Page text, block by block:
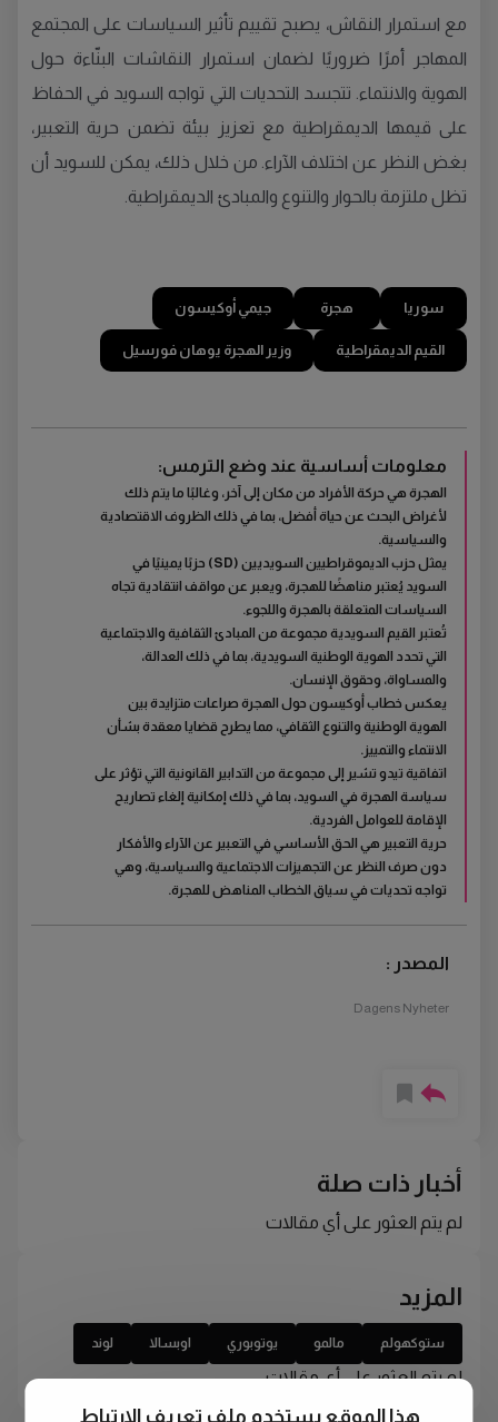
مع استمرار النقاش، يصبح تقييم تأثير السياسات على المجتمع
المهاجر أمرًا ضروريًا لضمان استمرار النقاشات البنّاءة حول
الهوية والانتماء. تتجسد التحديات التي تواجه السويد في الحفاظ
على قيمها الديمقراطية مع تعزيز بيئة تضمن حرية التعبير،
بغض النظر عن اختلاف الآراء. من خلال ذلك، يمكن للسويد أن
تظل ملتزمة بالحوار والتنوع والمبادئ الديمقراطية.
سوريا هجرة جيمي أوكيسون
القيم الديمقراطية وزير الهجرة يوهان فورسيل
معلومات أساسية عند وضع الترمس:
الهجرة هي حركة الأفراد من مكان إلى آخر، وغالبًا ما يتم ذلك
لأغراض البحث عن حياة أفضل، بما في ذلك الظروف الاقتصادية
والسياسية.
يمثل حزب الديموقراطيين السويديين (SD) حزبًا يمينيًا في
السويد يُعتبر مناهضًا للهجرة، ويعبر عن مواقف انتقادية تجاه
السياسات المتعلقة بالهجرة واللجوء.
تُعتبر القيم السويدية مجموعة من المبادئ الثقافية والاجتماعية
التي تحدد الهوية الوطنية السويدية، بما في ذلك العدالة،
والمساواة، وحقوق الإنسان.
يعكس خطاب أوكيسون حول الهجرة صراعات متزايدة بين
الهوية الوطنية والتنوع الثقافي، مما يطرح قضايا معقدة بشأن
الانتماء والتمييز.
اتفاقية تيدو تشير إلى مجموعة من التدابير القانونية التي تؤثر على
سياسة الهجرة في السويد، بما في ذلك إمكانية إلغاء تصاريح
الإقامة للعوامل الفردية.
حرية التعبير هي الحق الأساسي في التعبير عن الآراء والأفكار
دون صرف النظر عن التجهيزات الاجتماعية والسياسية، وهي
تواجه تحديات في سياق الخطاب المناهض للهجرة.
المصدر :
Dagens Nyheter
أخبار ذات صلة
لم يتم العثور على أي مقالات
المزيد
ستوكهولم مالمو يوتوبوري اوبسالا لوند
لم يتم العثور على أي مقالات
هذا الموقع يستخدم ملف تعريف الارتباط